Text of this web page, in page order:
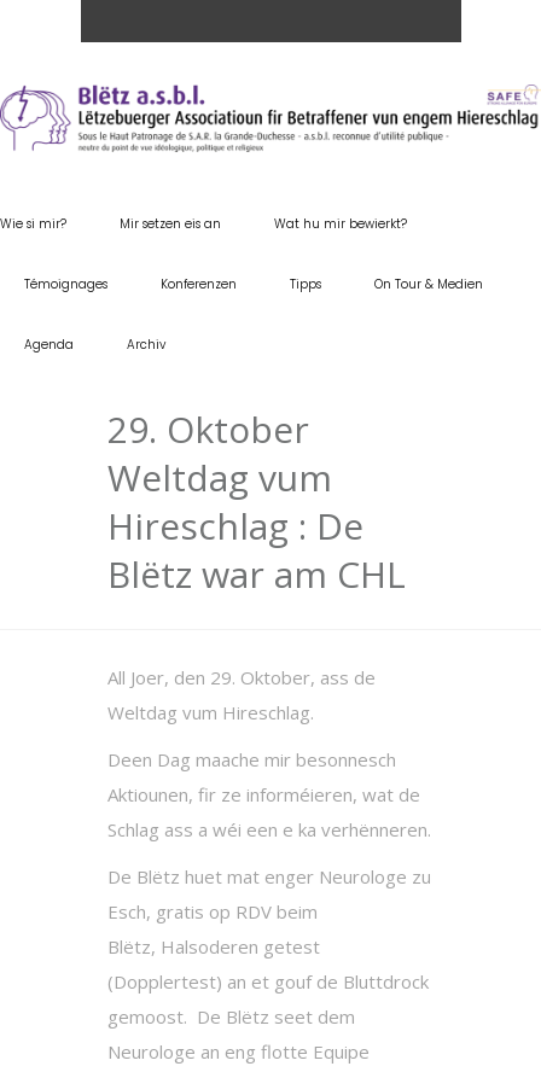
Wie si mir? Mir setzen eis an Wat hu mir bewierkt?
Témoignages Konferenzen Tipps On Tour & Medien
Agenda Archiv
29. Oktober
Weltdag vum
Hireschlag : De
Blëtz war am CHL
All Joer, den 29. Oktober, ass de
Weltdag vum Hireschlag.
Deen Dag maache mir besonnesch
Aktiounen, fir ze informéieren, wat de
Schlag ass a wéi een e ka verhënneren.
De Blëtz huet mat enger Neurologe zu
Esch, gratis op RDV beim
Blëtz, Halsoderen getest
(Dopplertest) an et gouf de Bluttdrock
gemoost. De Blëtz seet dem
Neurologe an eng flotte Equipe